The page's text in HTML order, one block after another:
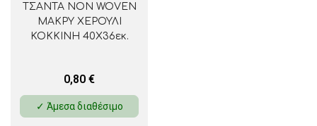
ΤΣΑΝΤΑ NON WOVEN
ΜΑΚΡΥ ΧΕΡΟΥΛΙ
ΚΟΚΚΙΝΗ 40Χ36εκ.
0,80 €
✓ Άμεσα διαθέσιμο